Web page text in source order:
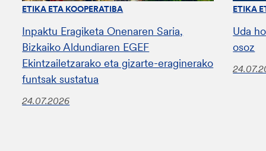
ETIKA ETA KOOPERATIBA
Inpaktu Eragiketa Onenaren Saria,
Bizkaiko Aldundiaren EGEF
Ekintzailetzarako eta gizarte-eraginerako
funtsak sustatua
24.07.2026
ETIKA
Uda
osoz